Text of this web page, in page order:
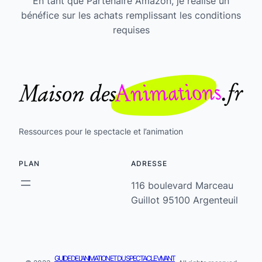
bénéfice sur les achats remplissant les conditions
requises
Ressources pour le spectacle et l’animation
PLAN ADRESSE
116 boulevard Marceau
Guillot 95100 Argenteuil
GUIDE DE L'ANIMATION ET DU SPECTACLE VIVANT